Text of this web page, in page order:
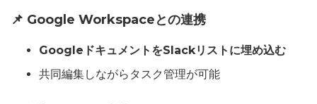
📌 Google Workspaceとの連携
GoogleドキュメントをSlackリストに埋め込む
共同編集しながらタスク管理が可能